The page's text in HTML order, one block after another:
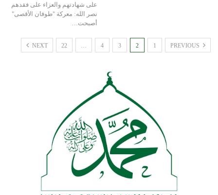
على شهادتهم والعزاء على فقدهم
نصر الله: معركة "طوفان الأقصى"
أصبحت…
1
2
3
4
22
NEXT